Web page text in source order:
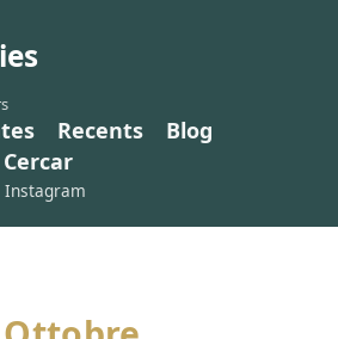
Recents
Blog
Cercar
Instagram